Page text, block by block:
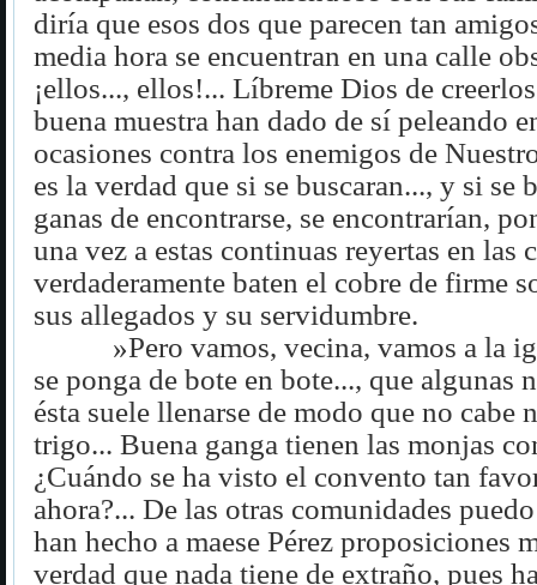
diría que esos dos que parecen tan
media hora se encuentran en una calle
¡ellos..., ellos!... Líbreme Dios de
buena muestra han dado de sí peleando
ocasiones contra los enemigos de
es la verdad que si se buscaran..., y si se
ganas de encontrarse, se encontrarían,
una vez a estas continuas reyertas en las
verdaderamente baten el cobre de firme
sus allegados y su servidumbre.
»Pero vamos, vecina, vamos a la
se ponga de bote en bote..., que algunas
ésta suele llenarse de modo que no cabe
trigo... Buena ganga tienen las monjas
¿Cuándo se ha visto el convento tan
ahora?... De las otras comunidades
han hecho a maese Pérez proposiciones
verdad que nada tiene de extraño, pues